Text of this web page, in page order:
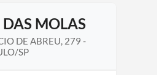
MOLAS
DE ABREU, 279 -
SP